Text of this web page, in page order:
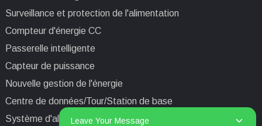
Surveillance et protection de l'alimentation
Compteur d'énergie CC
Passerelle intelligente
Capteur de puissance
Nouvelle gestion de l'énergie
Centre de données/Tour/Station de base
Système d'alimentation isolé informatique médical
Leave Your Message